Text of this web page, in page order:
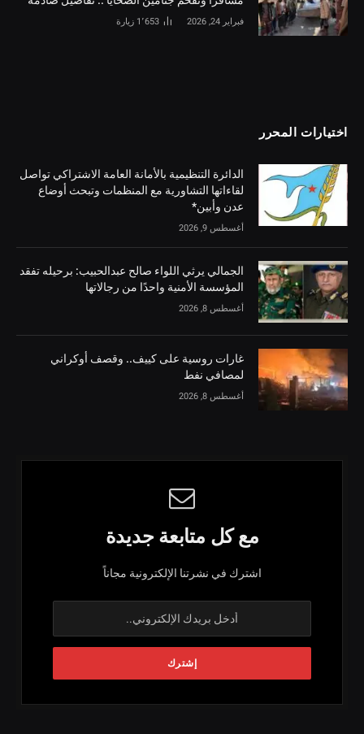
فبراير 24, 2026 1٬653 زيارة
اختيارات المحرر
الدائرة التنظيمية بالأمانة العامة الاشتراكي تواصل
لقاءاتها التشاورية مع المنظمات وتبحث أوضاع
عدن وأبين*
أغسطس 9, 2026
الجمالي يرثي اللواء صالح عبدالحبيب: برحيله تفقد
المؤسسة الأمنية واحدًا من رجالاتها
أغسطس 8, 2026
غارات روسية على كييف.. وقصف أوكراني
لمصافي نفط
أغسطس 8, 2026
مع كل متابعة جديدة
اشترك في نشرتنا الإلكترونية مجاناً